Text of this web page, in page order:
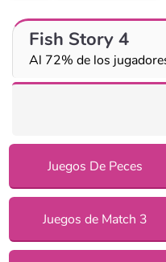
Fish Story 4
Al 72% de los
Juegos De Peces
Juegos de Match 3